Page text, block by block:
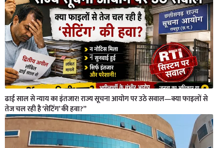
ढाई साल से न्याय का इंतजार! राज्य सूचना आयोग पर उठे सवाल—क्या फाइलों से
तेज चल रही है ‘सेटिंग’ की हवा?”